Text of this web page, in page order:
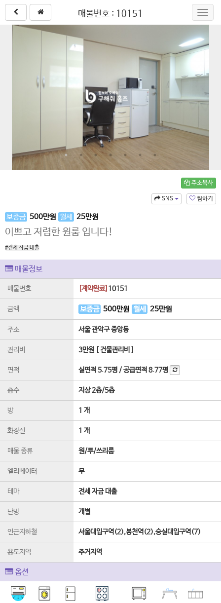
매물번호 : 10151
주소복사
찜하기
SNS
보증금 500만원 월세 25만원
이쁘고 저렴한 원룸 입니다!
#전세 자금 대출
매물정보
매물번호 [계약완료] 10151
금액 보증금 500만원 월세 25만원
주소 서울 관악구 중앙동
관리비 3만원 [ 건물관리비 ]
면적 실면적5.75평 /공급면적8.77평
층수 지상 2층/5층
방 1 개
화장실 1 개
매물 종류 원/투/쓰리룸
엘리베이터 무
테마 전세 자금 대출
난방 개별
인근지하철 서울대입구역(2),봉천역(2),숭실대입구역(7)
용도지역 주거지역
옵션